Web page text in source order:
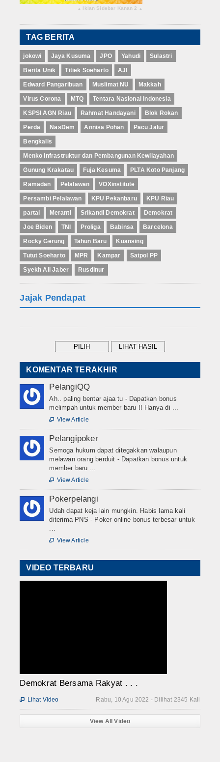
▴ Iklan Sidebar Kanan 2 ▴
TAG BERITA
jokowi Jaya Kusuma JPO Yahudi Sulastri
Berita Unik Titiek Soeharto AJI
Edward Pangaribuan Muslimat NU Makkah
Virus Corona MTQ Tentara Nasional Indonesia
KSPSI AGN Riau Rahmat Handayani Blok Rokan
Perda NasDem Annisa Pohan Pacu Jalur
Bengkalis
Menko Infrastruktur dan Pembangunan Kewilayahan
Gunung Krakatau Fuja Kesuma PLTA Koto Panjang
Ramadan Pelalawan VOXinstitute
Persambi Pelalawan KPU Pekanbaru KPU Riau
partai Meranti Srikandi Demokrat Demokrat
Joe Biden TNI Proliga Babinsa Barcelona
Rocky Gerung Tahun Baru Kuansing
Tutut Soeharto MPR Kampar Satpol PP
Syekh Ali Jaber Rusdinur
Jajak Pendapat
KOMENTAR TERAKHIR
PelangiQQ
Ah.. paling bentar ajaa tu - Dapatkan bonus
melimpah untuk member baru !! Hanya di ...
 View Article
Pelangipoker
Semoga hukum dapat ditegakkan walaupun
melawan orang berduit - Dapatkan bonus untuk
member baru ...
 View Article
Pokerpelangi
Udah dapat keja lain mungkin. Habis lama kali
diterima PNS - Poker online bonus terbesar untuk
...
 View Article
VIDEO TERBARU
Demokrat Bersama Rakyat . . .
Rabu, 10 Agu 2022 - Dilihat 2345 Kali
 Lihat Video
View All Video